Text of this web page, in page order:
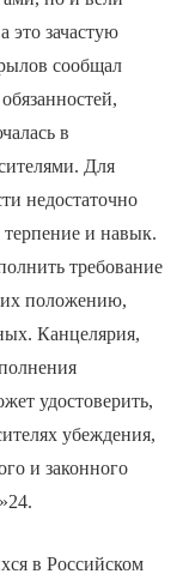
это зачастую
сообщал
в
Для
недостаточно
и навык.
требование
их положению,
Канцелярия,
удостоверить,
убеждения,
и законного
в Российском